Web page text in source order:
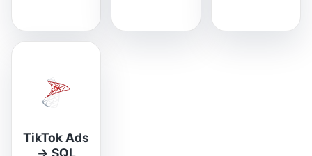
TikTok Ads